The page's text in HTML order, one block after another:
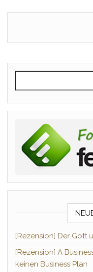
[Rezension] Der Gott
[Rezension] A
keinen Business Plan